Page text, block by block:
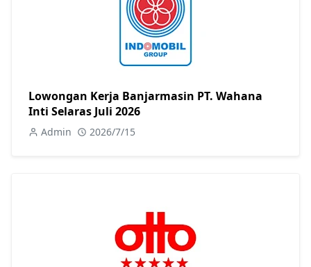
Lowongan Kerja Banjarmasin PT. Wahana
Inti Selaras Juli 2026
Admin 2026/7/15